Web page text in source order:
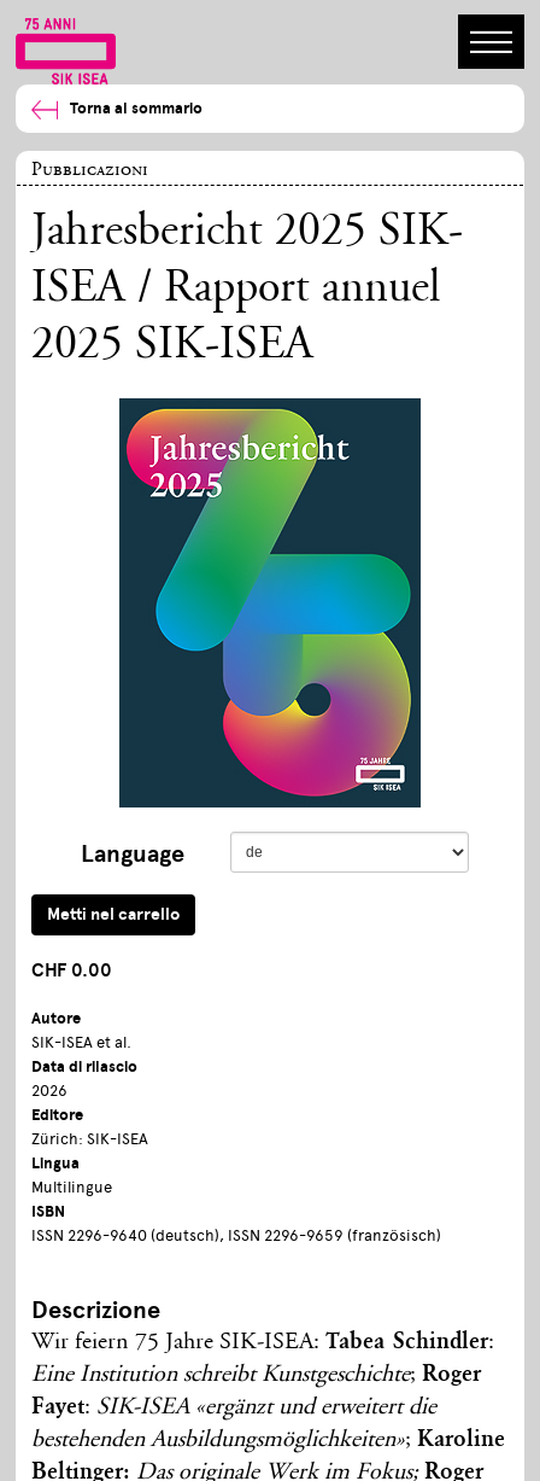
Torna al sommario
Pubblicazioni
Jahresbericht 2025 SIK-
ISEA / Rapport annuel
2025 SIK-ISEA
Language
CHF 0.00
Autore
SIK-ISEA et al.
Data di rilascio
2026
Editore
Zürich: SIK-ISEA
Lingua
Multilingue
ISBN
ISSN 2296-9640 (deutsch), ISSN 2296-9659 (französisch)
Descrizione
Wir feiern 75 Jahre SIK-ISEA:Tabea Schindler:
Eine Institution schreibt Kunstgeschichte;Roger
Fayet: SIK-ISEA «ergänzt und erweitert die
bestehenden Ausbildungsmöglichkeiten»;Karoline
Beltinger: Das originale Werk im Fokus; Roger